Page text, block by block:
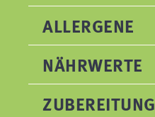
ALLERGENE
NÄHRWERTE
ZUBEREITUNG